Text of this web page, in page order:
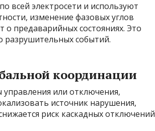
всей электросети и используют
изменение фазовых углов
о предаварийных состояниях. Это
разрушительных событий.
координации
управления или отключения,
источник нарушения,
риск каскадных отключений